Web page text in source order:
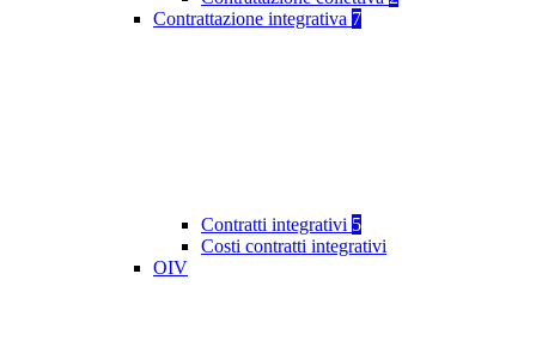
Contrattazione integrativa 7
Contratti integrativi 5
Costi contratti integrativi
OIV